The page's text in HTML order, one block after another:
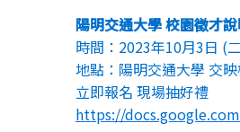
陽明交通大學 校園徵才
時間： 2023年10月3日 (
地點：陽明交通大學 交
立即報名 現場抽好禮
https://